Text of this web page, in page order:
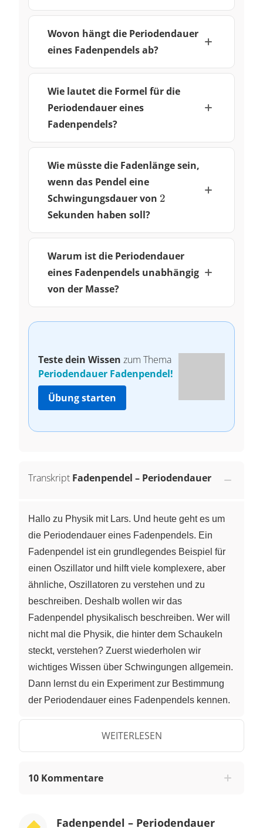
Wovon hängt die Periodendauer
eines Fadenpendels ab?
Wie lautet die Formel für die
Periodendauer eines
Fadenpendels?
Wie müsste die Fadenlänge sein,
wenn das Pendel eine
Schwingungsdauer von 2
2
Sekunden haben soll?
Warum ist die Periodendauer
eines Fadenpendels unabhängig
von der Masse?
Teste dein Wissen zum Thema
Periodendauer Fadenpendel!
Übung starten
Transkript Fadenpendel – Periodendauer
Hallo zu Physik mit Lars. Und heute geht es um
die Periodendauer eines Fadenpendels. Ein
Fadenpendel ist ein grundlegendes Beispiel für
einen Oszillator und hilft viele komplexere, aber
ähnliche, Oszillatoren zu verstehen und zu
beschreiben. Deshalb wollen wir das
Fadenpendel physikalisch beschreiben. Wer will
nicht mal die Physik, die hinter dem Schaukeln
steckt, verstehen? Zuerst wiederholen wir
wichtiges Wissen über Schwingungen allgemein.
Dann lernst du ein Experiment zur Bestimmung
der Periodendauer eines Fadenpendels kennen.
genutzt wird, um die Abhängigkeiten der
Periodendauer von anderen physikalischen
Wissen über Schwingungen in Erinnerung. Hier
WEITERLESEN
10 Kommentare
Fadenpendel – Periodendauer